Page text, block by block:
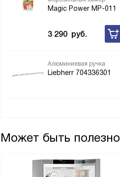
Magic Power MP-011
3 290 руб.
Алюминиевая ручка
Liebherr 704336301
Может быть полезно